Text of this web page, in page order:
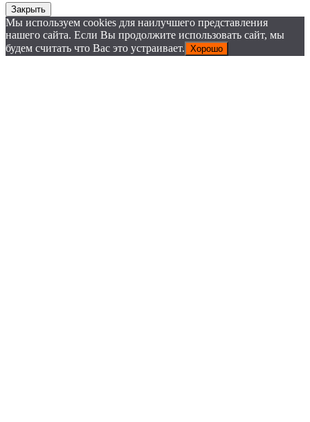
Закрыть
Мы используем cookies для наилучшего представления
нашего сайта. Если Вы продолжите использовать сайт, мы
будем считать что Вас это устраивает. Хорошо